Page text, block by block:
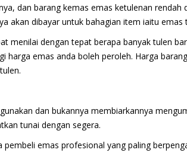
dan barang kemas emas ketulenan rendah
akan dibayar untuk bahagian item iaitu emas
menilai dengan tepat berapa banyak tulen
harga emas anda boleh peroleh. Harga
dan bukannya membiarkannya
tunai dengan segera.
emas profesional yang paling